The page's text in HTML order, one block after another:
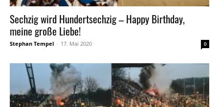
Sechzig wird Hundertsechzig – Happy Birthday,
meine große Liebe!
Stephan Tempel - 17. Mai 2020 0